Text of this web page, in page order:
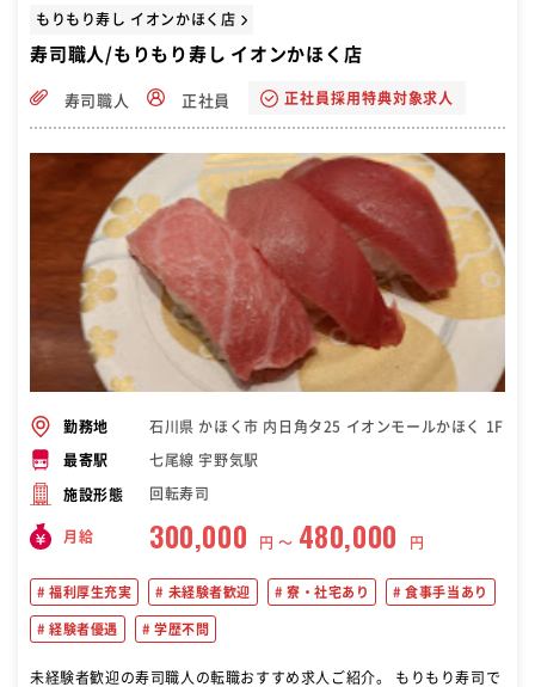
もりもり寿し イオンかほく店
寿司職人/もりもり寿し イオンかほく店
寿司職人 正社員 正社員採用特典対象求人
勤務地 石川県 かほく市 内日角タ25 イオンモールかほく 1F
最寄駅 七尾線 宇野気駅
施設形態 回転寿司
月給 300,000 円 〜 480,000 円
福利厚生充実 未経験者歓迎 寮・社宅あり 食事手当あり
経験者優遇 学歴不問
未経験者歓迎の寿司職人の転職おすすめ求人ご紹介。 もりもり寿司で